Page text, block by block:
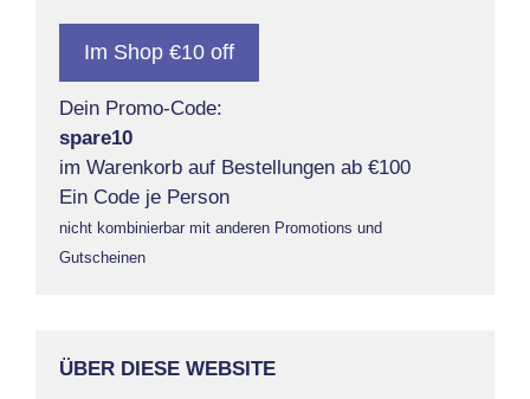
Im Shop €10 off
Dein Promo-Code:
spare10
im Warenkorb auf Bestellungen ab €100
Ein Code je Person
nicht kombinierbar mit anderen Promotions und
Gutscheinen
ÜBER DIESE WEBSITE